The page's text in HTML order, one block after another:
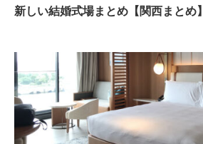
新しい結婚式場まとめ【関西まとめ】